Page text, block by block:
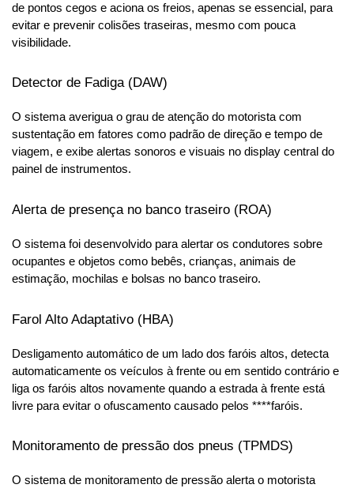
de pontos cegos e aciona os freios, apenas se essencial, para
evitar e prevenir colisões traseiras, mesmo com pouca
visibilidade.
Detector de Fadiga (DAW)
O sistema averigua o grau de atenção do motorista com
sustentação em fatores como padrão de direção e tempo de
viagem, e exibe alertas sonoros e visuais no display central do
painel de instrumentos.
Alerta de presença no banco traseiro (ROA)
O sistema foi desenvolvido para alertar os condutores sobre
ocupantes e objetos como bebês, crianças, animais de
estimação, mochilas e bolsas no banco traseiro.
Farol Alto Adaptativo (HBA)
Desligamento automático de um lado dos faróis altos, detecta
automaticamente os veículos à frente ou em sentido contrário e
liga os faróis altos novamente quando a estrada à frente está
livre para evitar o ofuscamento causado pelos ****faróis.
Monitoramento de pressão dos pneus (TPMDS)
O sistema de monitoramento de pressão alerta o motorista